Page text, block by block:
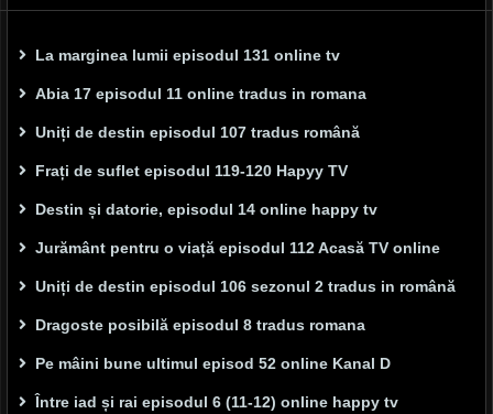
La marginea lumii episodul 131 online tv
Abia 17 episodul 11 online tradus in romana
Uniți de destin episodul 107 tradus română
Frați de suflet episodul 119-120 Hapyy TV
Destin și datorie, episodul 14 online happy tv
Jurământ pentru o viață episodul 112 Acasă TV online
Uniți de destin episodul 106 sezonul 2 tradus in română
Dragoste posibilă episodul 8 tradus romana
Pe mâini bune ultimul episod 52 online Kanal D
Între iad și rai episodul 6 (11-12) online happy tv